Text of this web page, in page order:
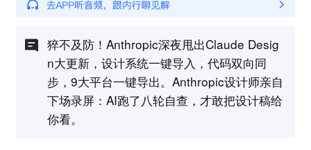
猝不及防！Anthropic深夜甩出Claude Desig
n大更新，设计系统一键导入，代码双向同
步，9大平台一键导出。Anthropic设计师亲自
下场录屏：AI跑了八轮自查，才敢把设计稿给
你看。